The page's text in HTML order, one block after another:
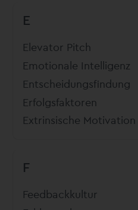
E
Elevator Pitch
Emotionale Intelligenz
Entscheidungsfindung
Erfolgsfaktoren
Extrinsische Motivation
F
Feedbackkultur